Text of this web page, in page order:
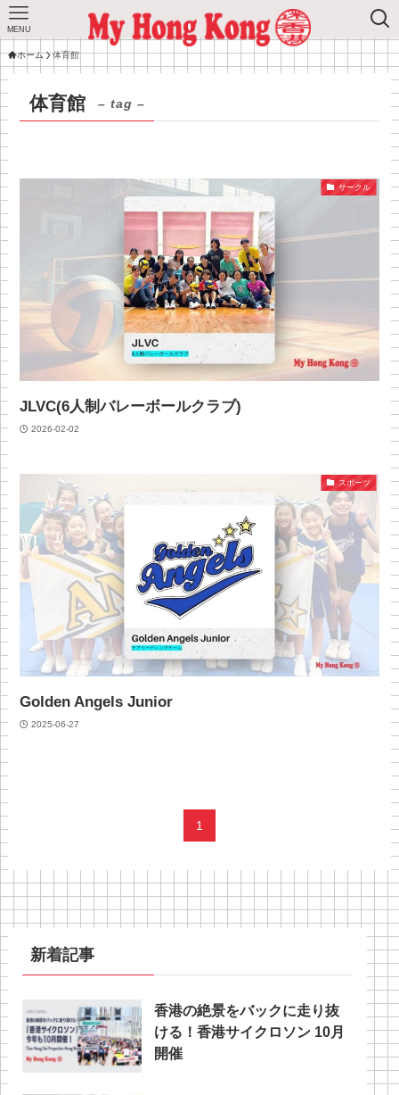
MENU
ホーム 体育館
体育館 – tag –
サークル
JLVC(6人制バレーボールクラブ)
2026-02-02
スポーツ
Golden Angels Junior
2025-06-27
1
新着記事
香港の絶景をバックに走り抜
ける！香港サイクロソン 10月
開催